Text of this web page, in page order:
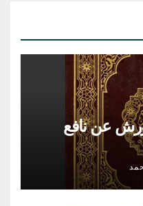
ورش عن نافع